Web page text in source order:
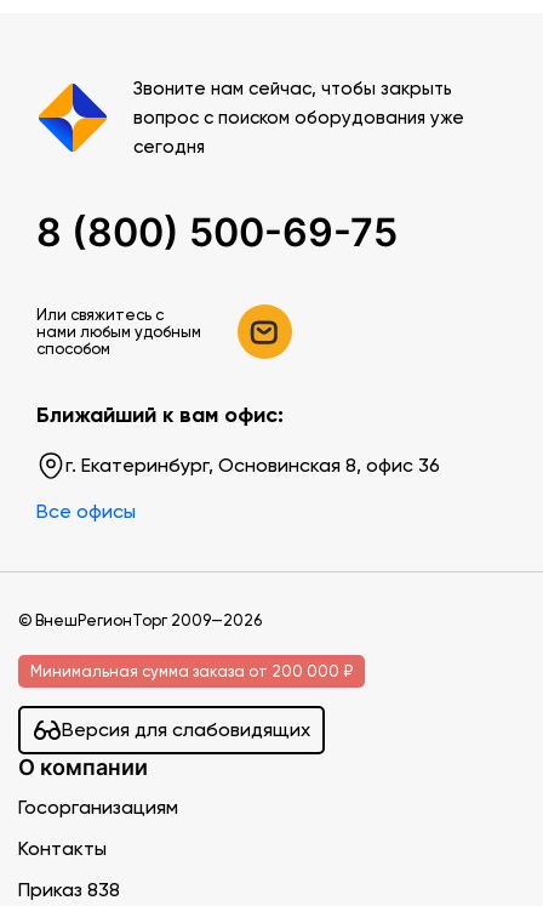
Звоните нам сейчас, чтобы закрыть
вопрос с поиском оборудования уже
сегодня
8 (800) 500-69-75
Или свяжитесь c
нами любым удобным
способом
Ближайший к вам офис:
г. Екатеринбург, Основинская 8, офис 36
Все офисы
© ВнешРегионТорг 2009—2026
Минимальная сумма заказа от 200 000 ₽
Версия для слабовидящих
О компании
Госорганизациям
Контакты
Приказ 838